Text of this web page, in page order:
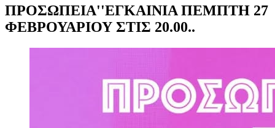
ΠΡΟΣΩΠΕΙΑ''ΕΓΚΑΙΝΙΑ ΠΕΜΠΤΗ 27
ΦΕΒΡΟΥΑΡΙΟΥ ΣΤΙΣ 20.00..